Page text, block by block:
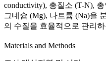
conductivity), 총질소 (T-N),
그네슘 (Mg), 나트륨 (Na)을
의 수질을 효율적으로 관리
Materials and Methods